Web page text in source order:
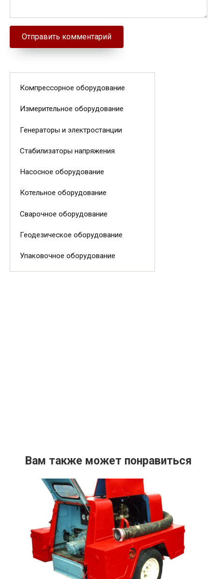
Компрессорное оборудование
Измерительное оборудование
Генераторы и электростанции
Стабилизаторы напряжения
Насосное оборудование
Котельное оборудование
Сварочное оборудование
Геодезическое оборудование
Упаковочное оборудование
Вам также может понравиться